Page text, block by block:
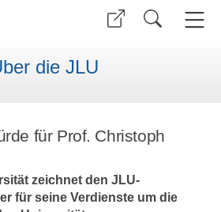
die JLU
für Prof. Christoph
zeichnet den JLU-
für seine Verdienste um die